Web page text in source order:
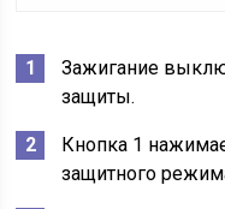
Зажигание
защиты.
Кнопка 1
защитного